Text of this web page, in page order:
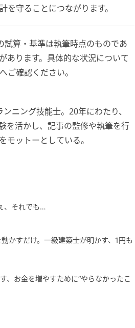
守ることにつながります。
算・基準は執筆時点のものであ
あります。具体的な状況について
ご確認ください。
ニング技能士。20年にわたり、
を活かし、記事の監修や執筆を行
モットーとしている。
、それでも…
かすだけ。一級建築士が明かす、1円も
、お金を増やすために“やらなかったこ